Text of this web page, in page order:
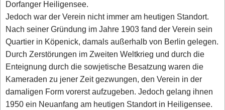
Dorfanger Heiligensee.
Jedoch war der Verein nicht immer am heutigen Standort.
Nach seiner Gründung im Jahre 1903 fand der Verein sein
Quartier in Köpenick, damals außerhalb von Berlin gelegen.
Durch Zerstörungen im Zweiten Weltkrieg und durch die
Enteignung durch die sowjetische Besatzung waren die
Kameraden zu jener Zeit gezwungen, den Verein in der
damaligen Form vorerst aufzugeben. Jedoch gelang ihnen
1950 ein Neuanfang am heutigen Standort in Heiligensee.